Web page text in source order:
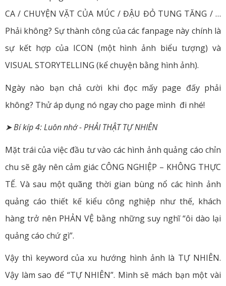
CA / CHUYỆN VẶT CỦA MÚC / ĐẬU ĐỎ TUNG TĂNG / …
Phải không? Sự thành công của các fanpage này chính là
sự kết hợp của ICON (một hình ảnh biểu tượng) và
VISUAL STORYTELLING (kể chuyện bằng hình ảnh).
Ngày nào bạn chả cười khi đọc mấy page đấy phải
không? Thử áp dụng nó ngay cho page mình đi nhé!
➤ Bí kíp 4: Luôn nhớ - PHẢI THẬT TỰ NHIÊN
Mặt trái của việc đầu tư vào các hình ảnh quảng cáo chỉn
chu sẽ gây nên cảm giác CÔNG NGHIỆP – KHÔNG THỰC
TẾ. Và sau một quãng thời gian bùng nổ các hình ảnh
quảng cáo thiết kế kiểu công nghiệp như thế, khách
hàng trở nên PHẢN VỆ bằng những suy nghĩ “ôi dào lại
quảng cáo chứ gì”.
Vậy thì keyword của xu hướng hình ảnh là TỰ NHIÊN.
Vậy làm sao để “TỰ NHIÊN”. Mình sẽ mách bạn một vài